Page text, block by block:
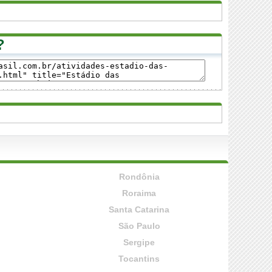
Rondônia
Roraima
Santa Catarina
São Paulo
Sergipe
Tocantins